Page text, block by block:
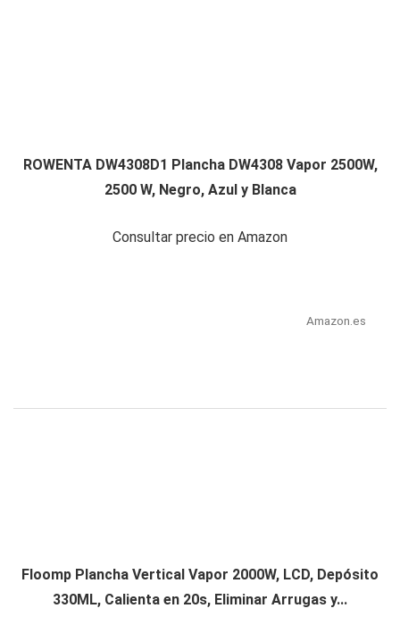
ROWENTA DW4308D1 Plancha DW4308 Vapor 2500W,
2500 W, Negro, Azul y Blanca
Consultar precio en Amazon
Amazon.es
Floomp Plancha Vertical Vapor 2000W, LCD, Depósito
330ML, Calienta en 20s, Eliminar Arrugas y...